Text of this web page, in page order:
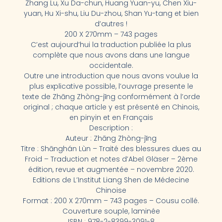
Zhang Lu, Xu Da-chun, Huang Yuan-yu, Chen Xiu-
yuan, Hu Xi-shu, Liu Du-zhou, Shan Yu-tang et bien
d’autres !
200 X 270mm – 743 pages
C’est aujourd’hui la traduction publiée la plus
complète que nous avons dans une langue
occidentale.
Outre une introduction que nous avons voulue la
plus explicative possible, l’ouvrage presente le
texte de Zhāng Zhòng-jǐng conformément à l’orde
original ; chaque article y est présenté en Chinois,
en pinyin et en Français
Description :
Auteur : Zhāng Zhòng-jǐng
Titre : Shānghán Lùn – Traité des blessures dues au
Froid – Traduction et notes d’Abel Gläser – 2ème
édition, revue et augmentée – novembre 2020.
Editions de L’Institut Liang Shen de Médecine
Chinoise
Format : 200 X 270mm – 743 pages – Cousu collé.
Couverture souple, laminée